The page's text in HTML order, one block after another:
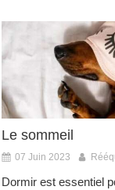
Le sommeil
07 Juin 2023
Dormir est essentiel